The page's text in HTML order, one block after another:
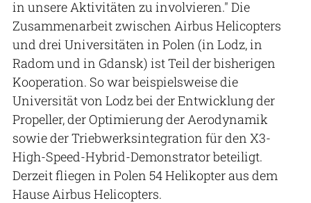
in unsere Aktivitäten zu involvieren." Die
Zusammenarbeit zwischen Airbus Helicopters
und drei Universitäten in Polen (in Lodz, in
Radom und in Gdansk) ist Teil der bisherigen
Kooperation. So war beispielsweise die
Universität von Lodz bei der Entwicklung der
Propeller, der Optimierung der Aerodynamik
sowie der Triebwerksintegration für den X3-
High-Speed-Hybrid-Demonstrator beteiligt.
Derzeit fliegen in Polen 54 Helikopter aus dem
Hause Airbus Helicopters.